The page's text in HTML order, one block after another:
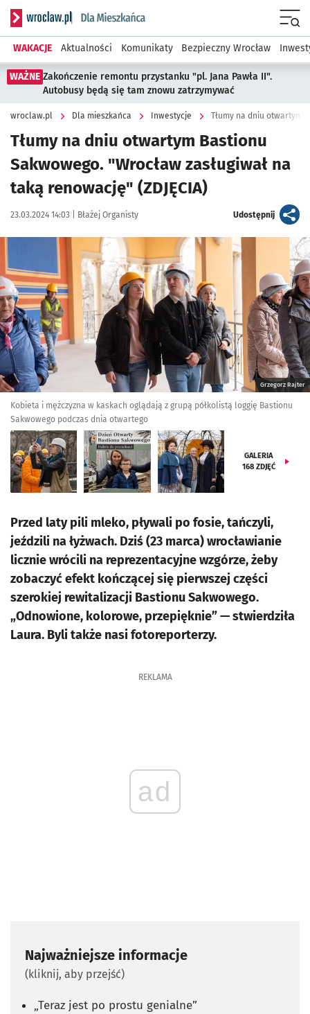
Serwis informacyjny wroclaw.pl podserwis: Dla mieszkańca
WAKACJE Aktualności Komunikaty Bezpieczny Wrocław
WAŻNE Zakończenie remontu przystanku "pl. Jana Pawła II".
Autobusy będą się tam znowu zatrzymywać
wroclaw.pl Dla mieszkańca Inwestycje Tłumy na dniu otwartym
Tłumy na dniu otwartym Bastionu
Sakwowego. "Wrocław zasługiwał na
taką renowację" (ZDJĘCIA)
Data publikacji:
23.03.2024 14:03 | Autor:
Błażej Organisty Udostępnijartykuł
Kliknij, aby zobaczyć galerię
Grzegorz Rajter
Kobieta i mężczyzna w kaskach oglądają z grupą półkolistą loggię Bastionu
Sakwowego podczas dnia otwartego
GALERIA
168 ZDJĘĆ
Przed laty pili mleko, pływali po fosie, tańczyli,
jeździli na łyżwach. Dziś (23 marca) wrocławianie
licznie wrócili na reprezentacyjne wzgórze, żeby
zobaczyć efekt kończącej się pierwszej części
szerokiej rewitalizacji Bastionu Sakwowego.
„Odnowione, kolorowe, przepięknie” — stwierdziła
Laura. Byli także nasi fotoreporterzy.
REKLAMA
ad
Najważniejsze informacje
(kliknij, aby przejść)
„Teraz jest po prostu genialne”